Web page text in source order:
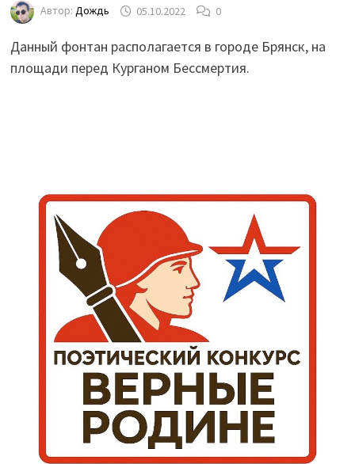
Автор: Дождь 05.10.2022 0
Данный фонтан располагается в городе Брянск, на
площади перед Курганом Бессмертия.